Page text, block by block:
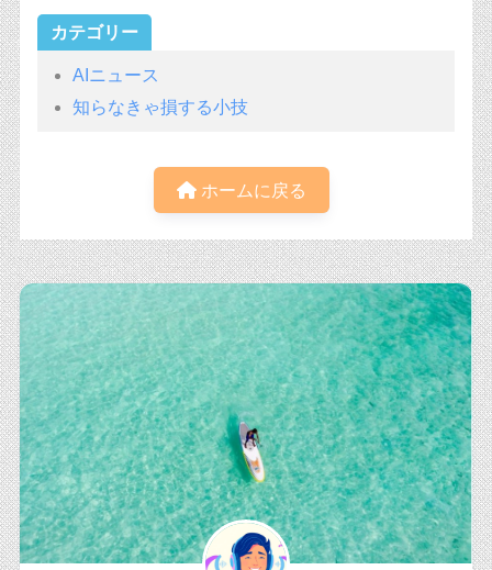
カテゴリー
AIニュース
知らなきゃ損する小技
ホームに戻る